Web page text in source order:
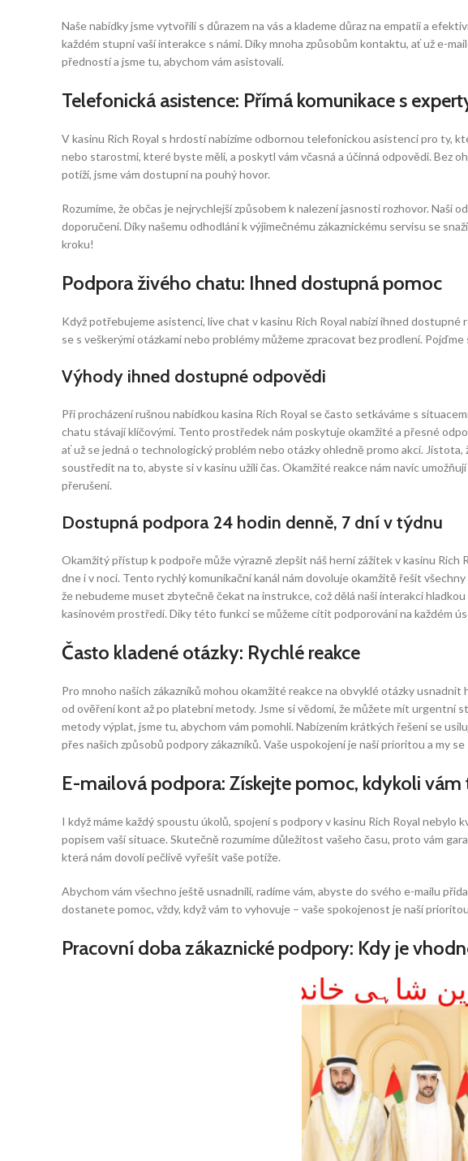
Naše nabídky jsme vytvořili s důrazem na vás a klademe důraz na empatii a
každém stupni vaší interakce s námi. Díky mnoha způsobům kontaktu, ať už e-
předností a jsme tu, abychom vám asistovali.
Telefonická asistence: Přímá komunikace s
V kasinu Rich Royal s hrdostí nabízíme odbornou telefonickou asistenci pro ty,
nebo starostmi, které byste měli, a poskytl vám včasná a účinná odpovědi. Bez
potíží, jsme vám dostupní na pouhý hovor.
Rozumíme, že občas je nejrychlejší způsobem k nalezení jasnosti rozhovor.
doporučení. Díky našemu odhodlání k výjimečnému zákaznickému servisu se
kroku!
Podpora živého chatu: Ihned dostupná pomoc
Když potřebujeme asistenci, live chat v kasinu Rich Royal nabízí ihned
se s veškerými otázkami nebo problémy můžeme zpracovat bez prodlení.
Výhody ihned dostupné odpovědi
Při procházení rušnou nabídkou kasina Rich Royal se často setkáváme s
chatu stávají klíčovými. Tento prostředek nám poskytuje okamžité a přesné
ať už se jedná o technologický problém nebo otázky ohledně promo akcí.
soustředit na to, abyste si v kasinu užili čas. Okamžité reakce nám navíc
přerušení.
Dostupná podpora 24 hodin denně, 7 dní v týdnu
Okamžitý přístup k podpoře může výrazně zlepšit náš herní zážitek v kasinu
dne i v noci. Tento rychlý komunikační kanál nám dovoluje okamžitě řešit
že nebudeme muset zbytečně čekat na instrukce, což dělá naši interakci
kasinovém prostředí. Díky této funkci se můžeme cítit podporováni na každém
Často kladené otázky: Rychlé reakce
Pro mnoho našich zákazníků mohou okamžité reakce na obvyklé otázky
od ověření kont až po platební metody. Jsme si vědomi, že můžete mít urgentní
metody výplat, jsme tu, abychom vám pomohli. Nabízením krátkých řešení se
přes našich způsobů podpory zákazníků. Vaše uspokojení je naší prioritou a my
E-mailová podpora: Získejte pomoc, kdykoli
I když máme každý spoustu úkolů, spojení s podpory v kasinu Rich Royal nebylo
popisem vaší situace. Skutečně rozumíme důležitost vašeho času, proto vám
která nám dovolí pečlivě vyřešit vaše potíže.
Abychom vám všechno ještě usnadnili, radíme vám, abyste do svého e-mailu
dostanete pomoc, vždy, když vám to vyhovuje – vaše spokojenost je naší
Pracovní doba zákaznické podpory: Kdy je